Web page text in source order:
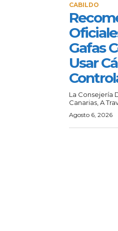
CABILDO
Gafas
Usar
La Consejería
Canarias, A
Agosto 6, 2026